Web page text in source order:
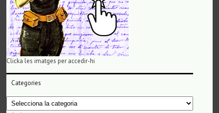
Clicka les imatges per accedir-hi
Categories
Categories